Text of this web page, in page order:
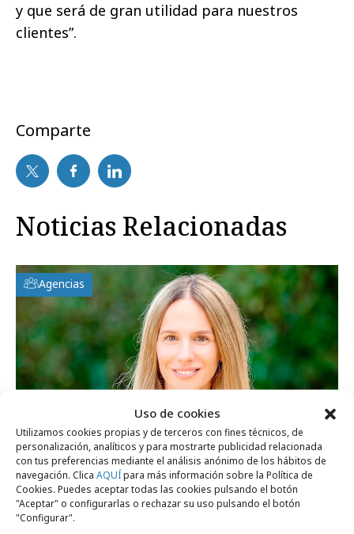
Uso de cookies
Utilizamos cookies propias y de terceros con fines técnicos, de
personalización, analíticos y para mostrarte publicidad relacionada
con tus preferencias mediante el análisis anónimo de los hábitos de
navegación. Clica AQUÍpara más información sobre la Política de
Cookies. Puedes aceptar todas las cookies pulsando el botón
"Aceptar" o configurarlas o rechazar su uso pulsando el botón
"Configurar".
y que será de gran utilidad para nuestros
clientes”.
Comparte
Noticias Relacionadas
Agencias
lunes, 19 de enero 2026
Sara Pastor, nueva General Manager de